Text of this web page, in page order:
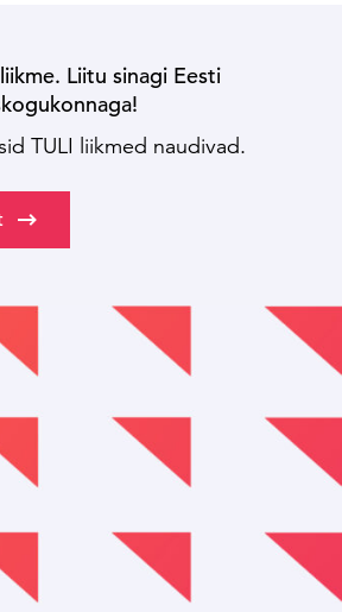
Liitu sinagi Eesti
TULI liikmed naudivad.